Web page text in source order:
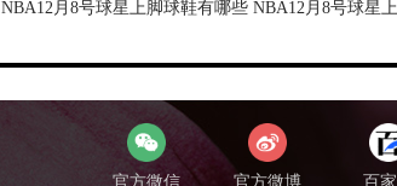
NBA12月8号球星上脚球鞋有哪些 NBA12月8号球星上
官方微信 官方微博 百